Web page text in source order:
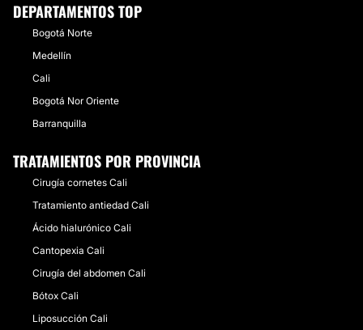
DEPARTAMENTOS TOP
Bogotá Norte
Medellín
Cali
Bogotá Nor Oriente
Barranquilla
TRATAMIENTOS POR PROVINCIA
Cirugía cornetes Cali
Tratamiento antiedad Cali
Ácido hialurónico Cali
Cantopexia Cali
Cirugía del abdomen Cali
Bótox Cali
Liposucción Cali